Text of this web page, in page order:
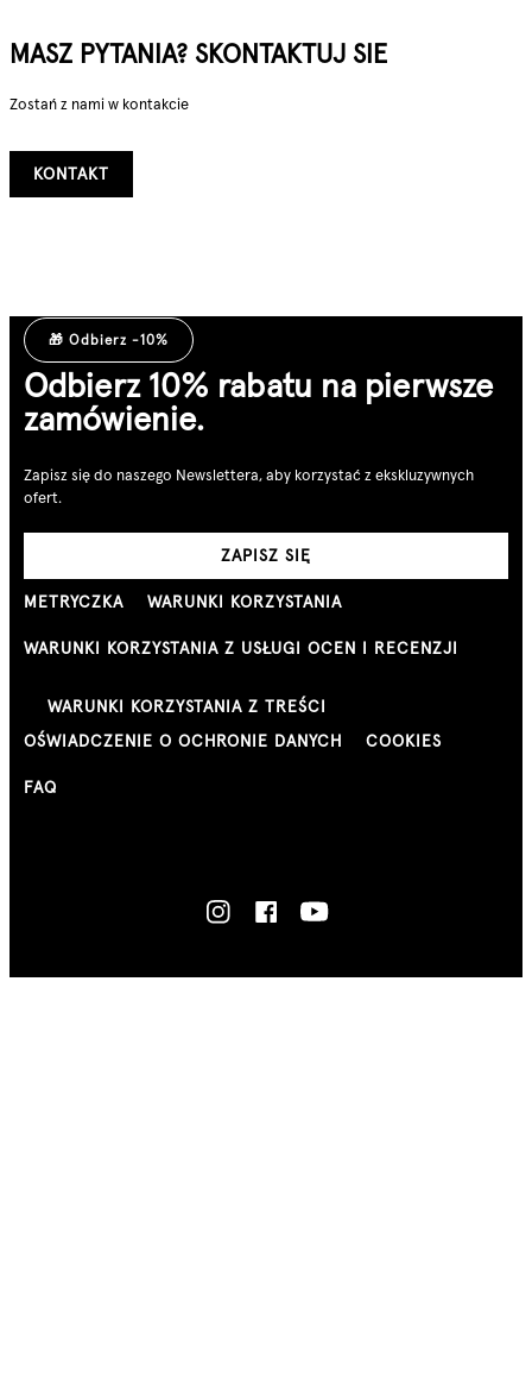
MASZ PYTANIA? SKONTAKTUJ SIE
Zostań z nami w kontakcie
KONTAKT
🎁 Odbierz -10%
Odbierz 10% rabatu na pierwsze
zamówienie.
Zapisz się do naszego Newslettera, aby korzystać z ekskluzywnych
ofert.
ZAPISZ SIĘ
METRYCZKA WARUNKI KORZYSTANIA
WARUNKI KORZYSTANIA Z USŁUGI OCEN I RECENZJI
WARUNKI KORZYSTANIA Z TREŚCI
OŚWIADCZENIE O OCHRONIE DANYCH
COOKIES
FAQ